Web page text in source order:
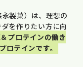
製菓）は、理想の
を作りたい方に向
プロテインの働き
ロテインです。